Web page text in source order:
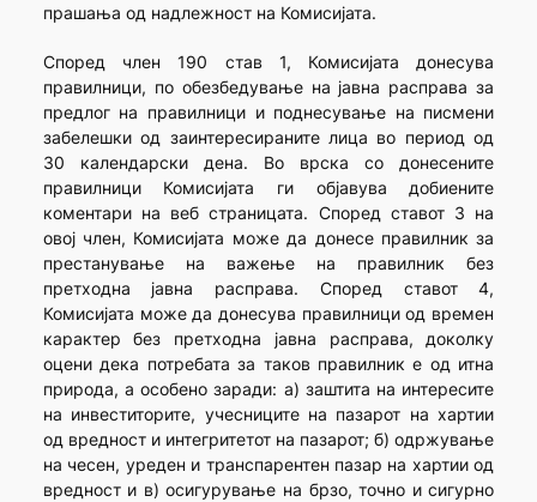
прашања од надлежност на Комисијата.
Според член 190 став 1, Комисијата донесува
правилници, по обезбедување на јавна расправа за
предлог на правилници и поднесување на писмени
забелешки од заинтересираните лица во период од
30 календарски дена. Во врска со донесените
правилници Комисијата ги објавува добиените
коментари на веб страницата. Според ставот 3 на
овој член, Комисијата може да донесе правилник за
престанување на важење на правилник без
претходна јавна расправа. Според ставот 4,
Комисијата може да донесува правилници од времен
карактер без претходна јавна расправа, доколку
оцени дека потребата за таков правилник е од итна
природа, а особено заради: а) заштита на интересите
на инвеститорите, учесниците на пазарот на хартии
од вредност и интегритетот на пазарот; б) одржување
на чесен, уреден и транспарентен пазар на хартии од
вредност и в) осигурување на брзо, точно и сигурно